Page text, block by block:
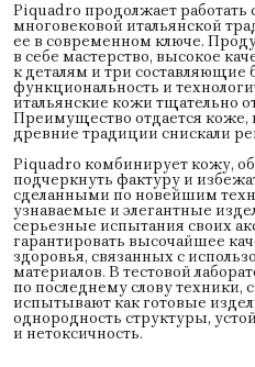
Piquadro продолжает работать
многовековой итальянской
ее в современном ключе.
в себе мастерство, высокое
к деталям и три составляющие
функциональность и
итальянские кожи тщательно
Преимущество отдается коже,
древние традиции снискали
Piquadro комбинирует кожу,
подчеркнуть фактуру и
сделанными по новейшим
узнаваемые и элегантные
серьезные испытания своих
гарантировать высочайшее
здоровья, связанных с
материалов. В тестовой
по последнему слову
испытывают как готовые
однородность структуры,
и нетоксичность.